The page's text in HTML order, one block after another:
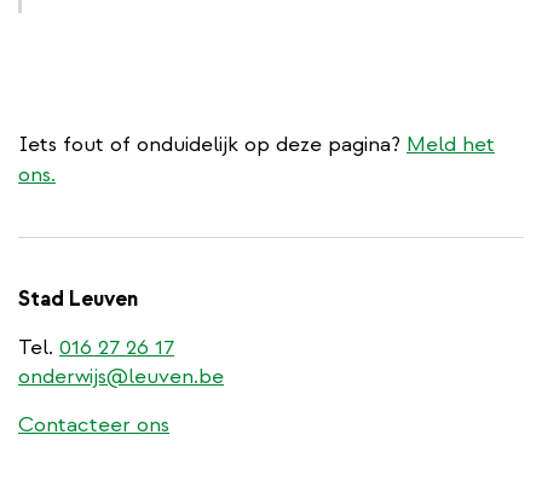
Iets fout of onduidelijk op deze pagina? Meld het
ons.
Stad Leuven
Tel. 016 27 26 17
onderwijs@leuven.be
Contacteer ons